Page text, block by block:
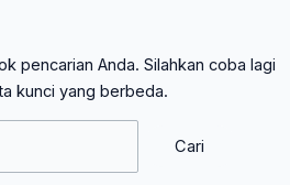
pencarian Anda. Silahkan coba lagi
kunci yang berbeda.